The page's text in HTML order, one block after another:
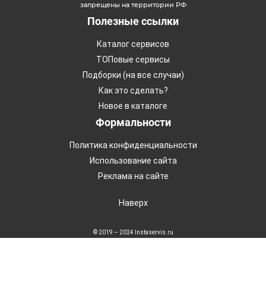
запрещены на территории РФ
Полезные ссылки
Каталог сервисов
ТОПовые сервисы
Подборки (на все случаи)
Как это сделать?
Новое в каталоге
Формальности
Политика конфиденциальности
Использование сайта
Реклама на сайте
Наверх
© 2019 – 2024 Instaservis.ru